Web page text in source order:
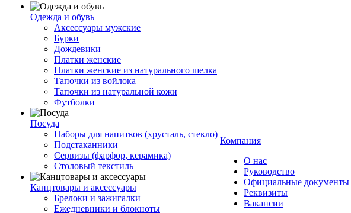
Одежда и обувь
Аксессуары мужские
Бурки
Дождевики
Платки женские
Платки женские из натурального шелка
Тапочки из войлока
Тапочки из натуральной кожи
Футболки
Посуда
Наборы для напитков (хрусталь, стекло)
Подстаканники
Сервизы (фарфор, керамика)
Столовый текстиль
Канцтовары и аксессуары
Брелоки и зажигалки
Ежедневники и блокноты
Компания
О нас
Руководство
Официальные документы
Реквизиты
Вакансии